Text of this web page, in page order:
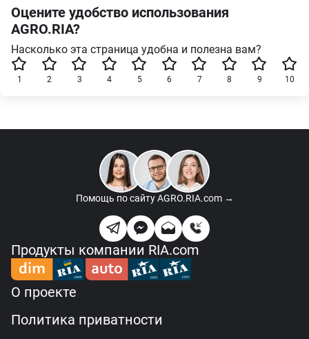
Оцените удобство использования
AGRO.RIA?
Насколько эта страница удобна и полезна вам?
10
9
8
7
6
5
4
3
2
1
Помощь по сайтуAGRO.RIA.com →
Продукты компании RIA.com
О проекте
Политика приватности